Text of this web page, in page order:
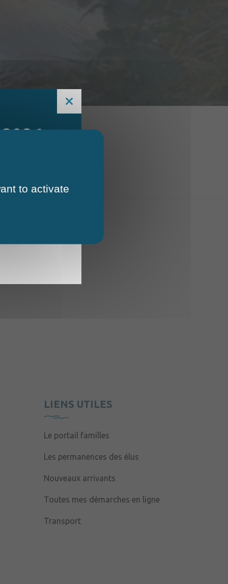
LIENS UTILES
Le portail familles
Les permanences des élus
Nouveaux arrivants
Toutes mes démarches en ligne
Transport
to activate